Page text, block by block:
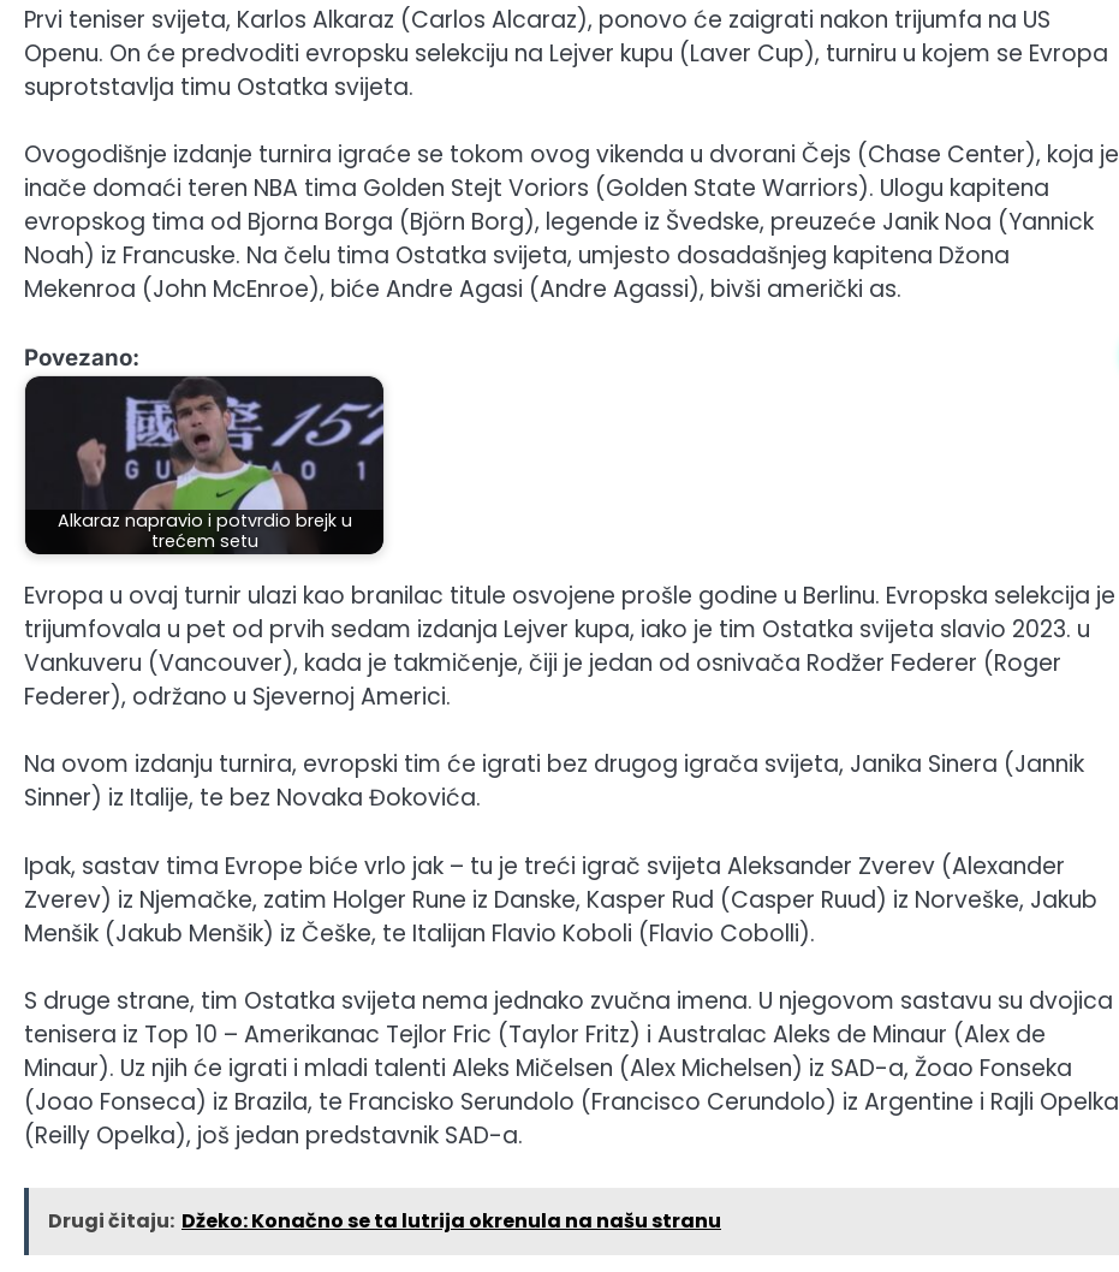
Prvi teniser svijeta, Karlos Alkaraz (Carlos Alcaraz), ponovo će zaigrati nakon trijumfa na US
Openu. On će predvoditi evropsku selekciju na Lejver kupu (Laver Cup), turniru u kojem se Evropa
suprotstavlja timu Ostatka svijeta.
Ovogodišnje izdanje turnira igraće se tokom ovog vikenda u dvorani Čejs (Chase Center), koja je
inače domaći teren NBA tima Golden Stejt Voriors (Golden State Warriors). Ulogu kapitena
evropskog tima od Bjorna Borga (Björn Borg), legende iz Švedske, preuzeće Janik Noa (Yannick
Noah) iz Francuske. Na čelu tima Ostatka svijeta, umjesto dosadašnjeg kapitena Džona
Mekenroa (John McEnroe), biće Andre Agasi (Andre Agassi), bivši američki as.
Povezano:
Alkaraz napravio i potvrdio brejk u
trećem setu
Evropa u ovaj turnir ulazi kao branilac titule osvojene prošle godine u Berlinu. Evropska selekcija je
trijumfovala u pet od prvih sedam izdanja Lejver kupa, iako je tim Ostatka svijeta slavio 2023. u
Vankuveru (Vancouver), kada je takmičenje, čiji je jedan od osnivača Rodžer Federer (Roger
Federer), održano u Sjevernoj Americi.
Na ovom izdanju turnira, evropski tim će igrati bez drugog igrača svijeta, Janika Sinera (Jannik
Sinner) iz Italije, te bez Novaka Đokovića.
Ipak, sastav tima Evrope biće vrlo jak – tu je treći igrač svijeta Aleksander Zverev (Alexander
Zverev) iz Njemačke, zatim Holger Rune iz Danske, Kasper Rud (Casper Ruud) iz Norveške, Jakub
Menšik (Jakub Menšik) iz Češke, te Italijan Flavio Koboli (Flavio Cobolli).
S druge strane, tim Ostatka svijeta nema jednako zvučna imena. U njegovom sastavu su dvojica
tenisera iz Top 10 – Amerikanac Tejlor Fric (Taylor Fritz) i Australac Aleks de Minaur (Alex de
Minaur). Uz njih će igrati i mladi talenti Aleks Mičelsen (Alex Michelsen) iz SAD-a, Žoao Fonseka
(Joao Fonseca) iz Brazila, te Francisko Serundolo (Francisco Cerundolo) iz Argentine i Rajli Opelka
(Reilly Opelka), još jedan predstavnik SAD-a.
Drugi čitaju: Džeko: Konačno se ta lutrija okrenula na našu stranu